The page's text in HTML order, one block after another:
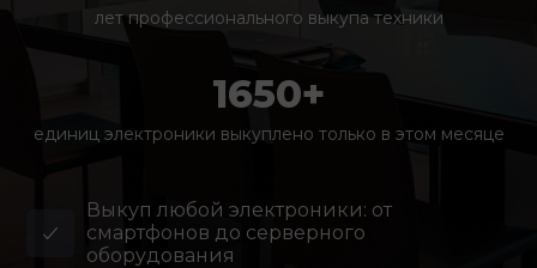
лет профессионального выкупа техники
1650+
единиц электроники выкуплено только в этом месяце
Выкуп любой электроники: от
смартфонов до серверного
оборудования